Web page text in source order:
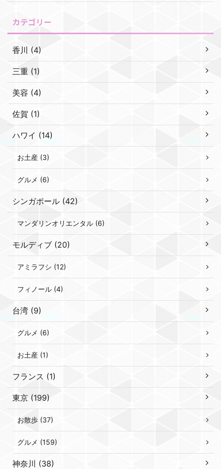
カテゴリー
香川 (4)
三重 (1)
美容 (4)
佐賀 (1)
ハワイ (14)
お土産 (3)
グルメ (6)
シンガポール (42)
マンダリンオリエンタル (6)
モルディブ (20)
アミラフシ (12)
フィノール (4)
台湾 (9)
グルメ (6)
お土産 (1)
フランス (1)
東京 (199)
お散歩 (37)
グルメ (159)
神奈川 (38)